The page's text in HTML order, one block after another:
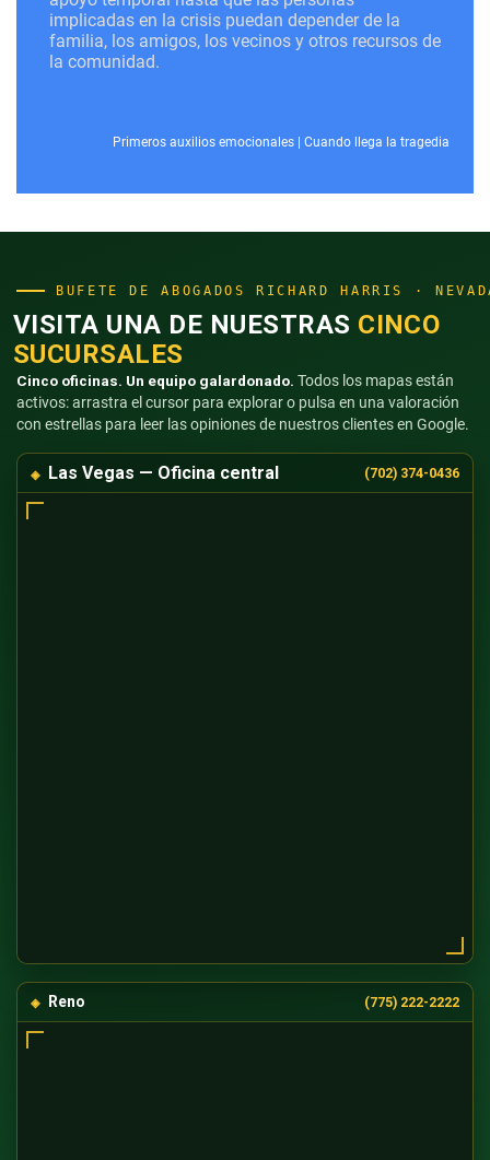
implicadas en la crisis puedan depender de la
familia, los amigos, los vecinos y otros recursos de
la comunidad.
Primeros auxilios emocionales | Cuando llega la tragedia
BUFETE DE ABOGADOS RICHARD HARRIS ·
VISITA UNA DE NUESTRAS CINCO
SUCURSALES
Cinco oficinas. Un equipo galardonado. Todos los mapas están
activos: arrastra el cursor para explorar o pulsa en una valoración
con estrellas para leer las opiniones de nuestros clientes en Google.
Las Vegas — Oficina central (702) 374-0436
Reno (775) 222-2222